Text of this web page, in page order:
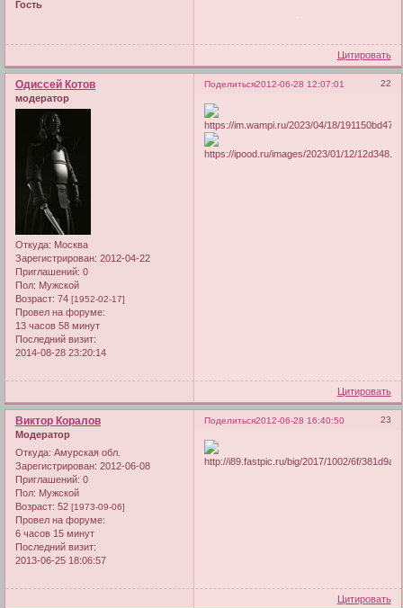
Гость
Цитировать
Поделиться 22
2012-06-28 12:07:01
Одиссей Котов
модератор
Откуда: Москва
Зарегистрирован: 2012-04-22
Приглашений: 0
Пол: Мужской
Возраст: 74 [1952-02-17]
Провел на форуме:
13 часов 58 минут
Последний визит:
2014-08-28 23:20:14
Цитировать
Поделиться 23
2012-06-28 16:40:50
Виктор Коралов
Модератор
Откуда: Амурская обл.
Зарегистрирован: 2012-06-08
Приглашений: 0
Пол: Мужской
Возраст: 52 [1973-09-06]
Провел на форуме:
6 часов 15 минут
Последний визит:
2013-06-25 18:06:57
Цитировать